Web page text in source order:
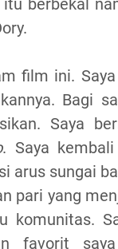
film ini.
Bagi
Saya
. Saya
arus sungai
pari yang
favorit